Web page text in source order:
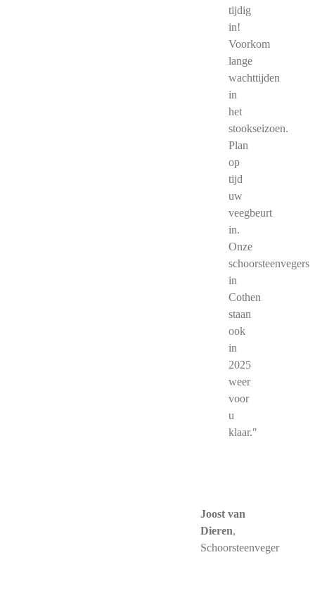
tijdig
in!
Voorkom
lange
wachttijden
in
het
stookseizoen.
Plan
op
tijd
uw
veegbeurt
in.
Onze
schoorsteenvegers
in
Cothen
staan
ook
in
2025
weer
voor
u
klaar."
Joost van
Dieren,
Schoorsteenveger